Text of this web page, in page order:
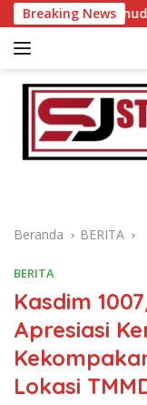
Langsung
ke
konten
Breaking News
Kemudahan Izin
Beranda BERITA
BERITA
Kasdim
Apresiasi
Lokasi